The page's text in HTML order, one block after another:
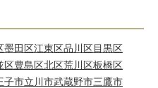
墨田区江東区品川区目黒区
区豊島区北区荒川区板橋区
子市立川市武蔵野市三鷹市